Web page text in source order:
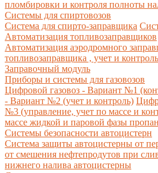
пломбировки и контроля полноты
Системы для спиртовозов
Система для спирто-заправщика
Автоматизация топливозаправщиков
Автоматизация аэродромного
топливозаправщика , учет и
Заправочный модуль
Приборы и системы для газовозов
Цифровой газовоз - Вариант №1
- Вариант №2 (учет и контроль)
№3 (управление, учет по массе и
массе жидкой и паровой фазы
Системы безопасности автоцистерн
Система защиты автоцистерны от
от смешения нефтепродутов при
нижнего налива автоцистерны